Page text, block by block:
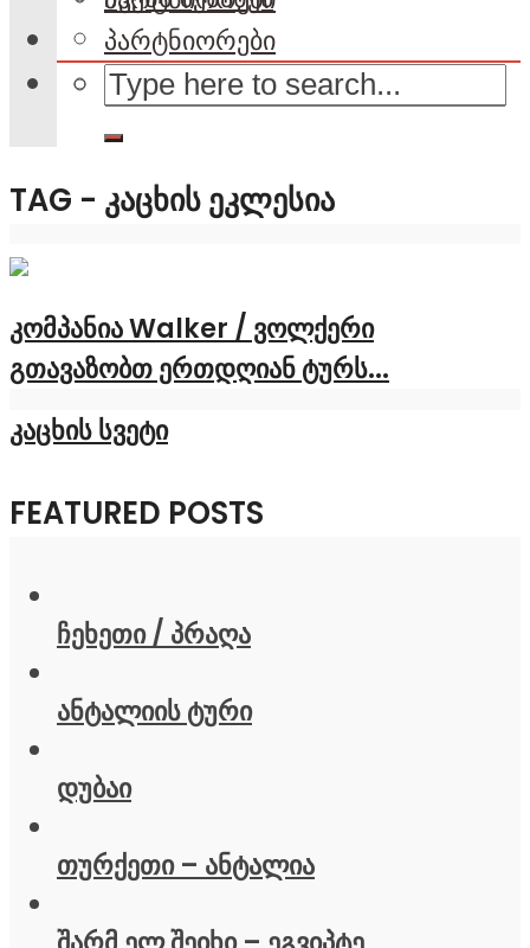
პარტნიორები
TAG - ᲙᲐᲪᲮᲘᲡ ᲔᲙᲚᲔᲡᲘᲐ
კომპანია Walker / ვოლქერი
გთავაზობთ ერთდღიან ტურს...
კაცხის სვეტი
FEATURED POSTS
ჩეხეთი / პრაღა
ანტალიის ტური
დუბაი
თურქეთი – ანტალია